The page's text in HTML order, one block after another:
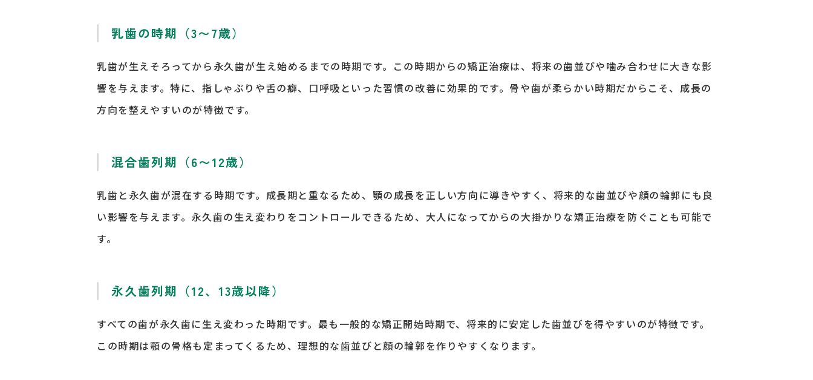
乳歯の時期（3〜7歳）
乳歯が生えそろってから永久歯が生え始めるまでの時期です。この時期からの矯正治療は、将来の歯並びや噛み合わせに大きな影
響を与えます。特に、指しゃぶりや舌の癖、口呼吸といった習慣の改善に効果的です。骨や歯が柔らかい時期だからこそ、成長の
方向を整えやすいのが特徴です。
混合歯列期（6〜12歳）
乳歯と永久歯が混在する時期です。成長期と重なるため、顎の成長を正しい方向に導きやすく、将来的な歯並びや顔の輪郭にも良
い影響を与えます。永久歯の生え変わりをコントロールできるため、大人になってからの大掛かりな矯正治療を防ぐことも可能で
す。
永久歯列期（12、13歳以降）
すべての歯が永久歯に生え変わった時期です。最も一般的な矯正開始時期で、将来的に安定した歯並びを得やすいのが特徴です。
この時期は顎の骨格も定まってくるため、理想的な歯並びと顔の輪郭を作りやすくなります。